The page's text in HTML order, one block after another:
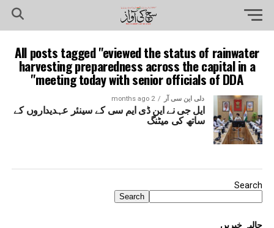
All posts tagged "eviewed the status of rainwater
harvesting preparedness across the capital in a
meeting today with senior officials of DDA"
دلی این سی آر 2 months ago
ایل جی نے این ڈی ایم سی کے سینئر عہدیداروں کے
ساتھ کی میٹنگ
Search
Search
حالیہ خبریں